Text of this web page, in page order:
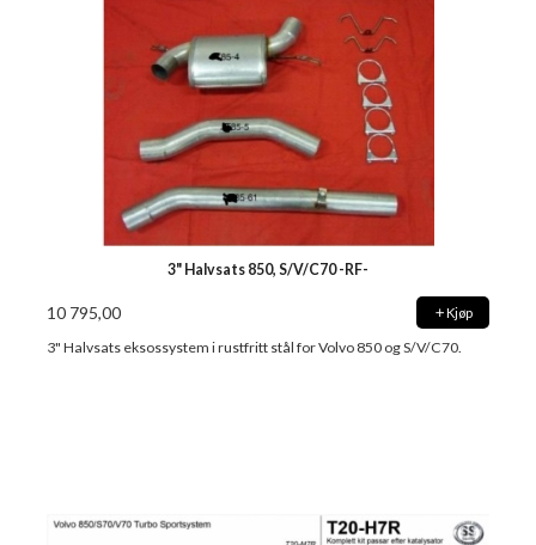
3" Halvsats 850, S/V/C70 -RF-
10 795,00 Kjøp
3" Halvsats eksossystem i rustfritt stål for Volvo 850 og S/V/C70.